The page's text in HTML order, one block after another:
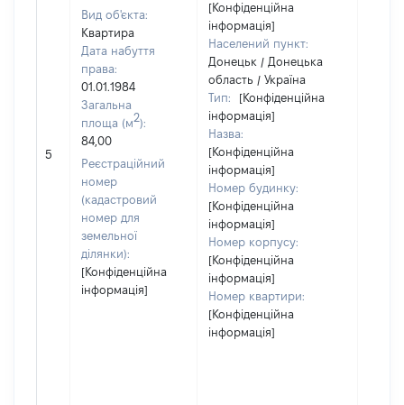
5
Вид об'єкта:
Квартира
Дата набуття
права:
01.01.1984
Загальна
площа (м2):
84,00
Реєстраційний
номер
(кадастровий
номер для
земельної
ділянки):
[Конфіденційна
інформація]
[Конфіденційна
інформація]
Населений пункт:
Донецьк / Донецька
область / Україна
Тип:
[Конфіденційна
інформація]
Назва:
[Конфіденційна
інформація]
Номер будинку:
[Конфіденційна
інформація]
Номер корпусу:
[Конфіденційна
інформація]
Номер квартири:
[Конфіденційна
інформація]